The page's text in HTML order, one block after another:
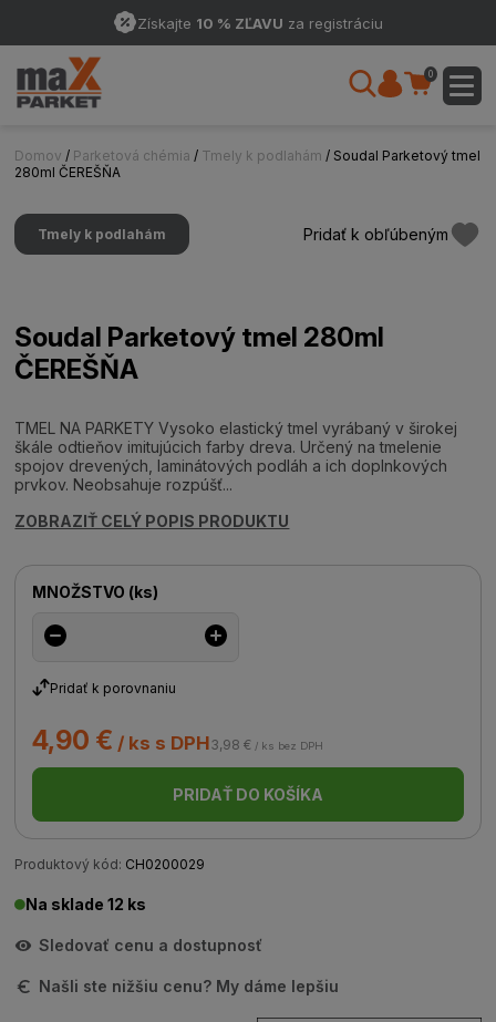
Získajte 10 % ZĽAVU za registráciu
0
Domov / Parketová chémia / Tmely k podlahám / Soudal Parketový tmel
280ml ČEREŠŇA
Tmely k podlahám Pridať k obľúbeným
Soudal Parketový tmel 280ml
ČEREŠŇA
TMEL NA PARKETY Vysoko elastický tmel vyrábaný v širokej
škále odtieňov imitujúcich farby dreva. Určený na tmelenie
spojov drevených, laminátových podláh a ich doplnkových
prvkov. Neobsahuje rozpúšť...
ZOBRAZIŤ CELÝ POPIS PRODUKTU
MNOŽSTVO (ks)
Pridať k porovnaniu
4,90 € / ks s DPH3,98 € / ks bez DPH
PRIDAŤ DO KOŠÍKA
Produktový kód: CH0200029
Na sklade 12 ks
Sledovať cenu a dostupnosť
Našli ste nižšiu cenu? My dáme lepšiu